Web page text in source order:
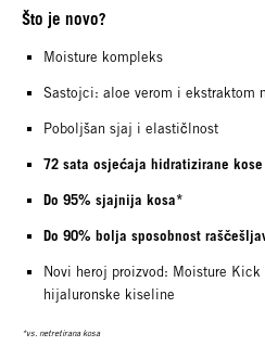
Što je novo?
Moisture kompleks
Sastojci: aloe verom i ekstraktom
Poboljšan sjaj i elastičlnost
72 sata osjećaja hidratizirane kose
Do 95% sjajnija kosa*
Do 90% bolja sposobnost
Novi heroj proizvod: Moisture Kick
hijaluronske kiseline
*vs. netretirana kosa